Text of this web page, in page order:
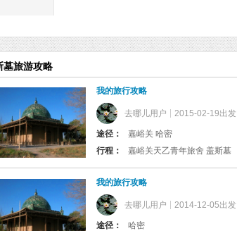
墓旅游攻略
我的旅行攻略
去哪儿用户 2015-02-19出发
途径：
嘉峪关 哈密
行程：
嘉峪关天乙青年旅舍 盖斯墓
我的旅行攻略
去哪儿用户 2014-12-05出发
途径：
哈密